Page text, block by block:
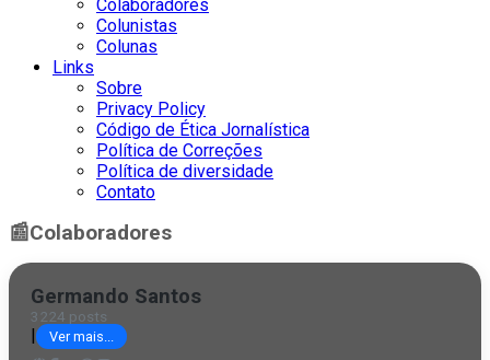
Colaboradores
Colunistas
Colunas
Links
Sobre
Privacy Policy
Código de Ética Jornalística
Política de Correções
Política de diversidade
Contato
📰Colaboradores
Germando Santos
3224 posts
Ver mais...